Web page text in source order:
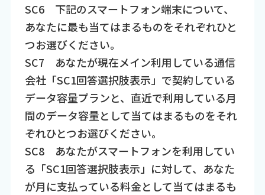
SC6 下記のスマートフォン端末について、
あなたに最も当てはまるものをそれぞれひと
つお選びください。
SC7 あなたが現在メイン利用している通信
会社「SC1回答選択肢表示」で契約している
データ容量プランと、直近で利用している月
間のデータ容量として当てはまるものをそれ
ぞれひとつお選びください。
SC8 あなたがスマートフォンを利用してい
る「SC1回答選択肢表示」に対して、あなた
が月に支払っている料金として当てはまるも